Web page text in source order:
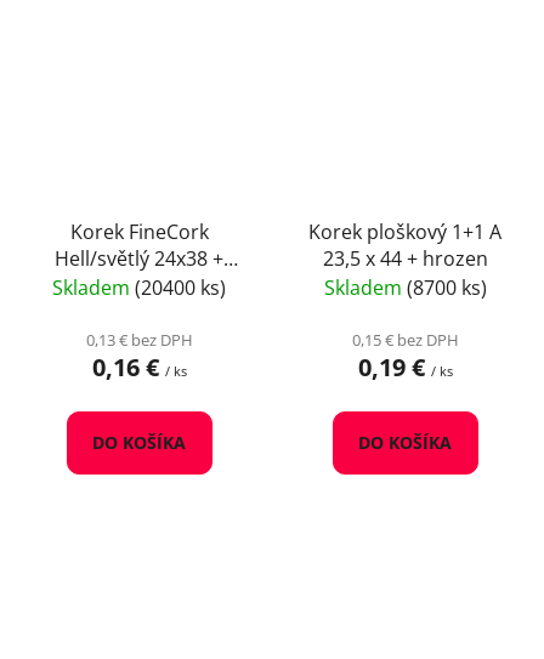
Korek FineCork
Hell/světlý 24x38 +
hrozen
Skladem (20400 ks)
0,13 € bez DPH
0,16 € / ks
DO KOŠÍKA
Korek ploškový 1+1 A
23,5 x 44 + hrozen
Skladem (8700 ks)
0,15 € bez DPH
0,19 € / ks
DO KOŠÍKA